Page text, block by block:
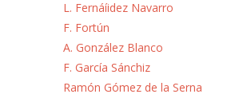
L. Fernáíidez Navarro
F. Fortún
A. González Blanco
F. García Sánchiz
Ramón Gómez de la Serna